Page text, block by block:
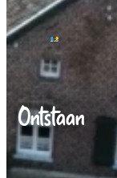
Ontstaan